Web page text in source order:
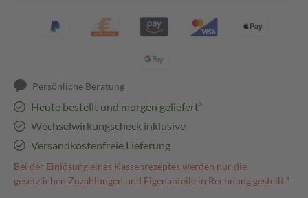
Persönliche Beratung
Heute bestellt und morgen geliefert³
Wechselwirkungscheck inklusive
Versandkostenfreie Lieferung
Bei der Einlösung eines Kassenrezeptes werden nur die
gesetzlichen Zuzahlungen und Eigenanteile in Rechnung gestellt.⁴